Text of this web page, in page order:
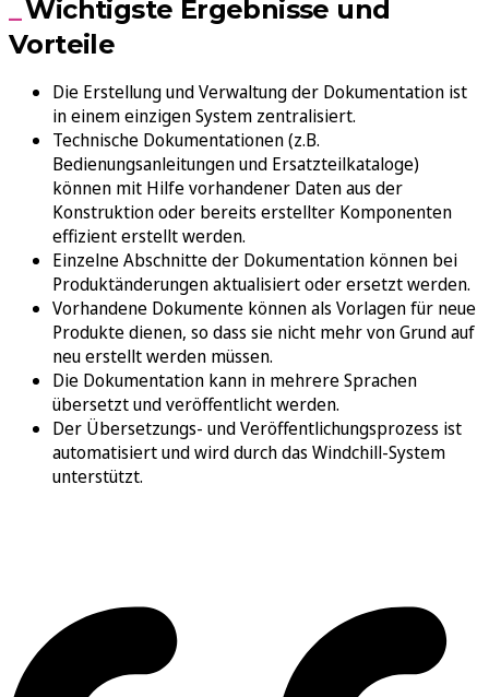
Wichtigste Ergebnisse und
Vorteile
Die Erstellung und Verwaltung der Dokumentation ist
in einem einzigen System zentralisiert.
Technische Dokumentationen (z.B.
Bedienungsanleitungen und Ersatzteilkataloge)
können mit Hilfe vorhandener Daten aus der
Konstruktion oder bereits erstellter Komponenten
effizient erstellt werden.
Einzelne Abschnitte der Dokumentation können bei
Produktänderungen aktualisiert oder ersetzt werden.
Vorhandene Dokumente können als Vorlagen für neue
Produkte dienen, so dass sie nicht mehr von Grund auf
neu erstellt werden müssen.
Die Dokumentation kann in mehrere Sprachen
übersetzt und veröffentlicht werden.
Der Übersetzungs- und Veröffentlichungsprozess ist
automatisiert und wird durch das Windchill-System
unterstützt.